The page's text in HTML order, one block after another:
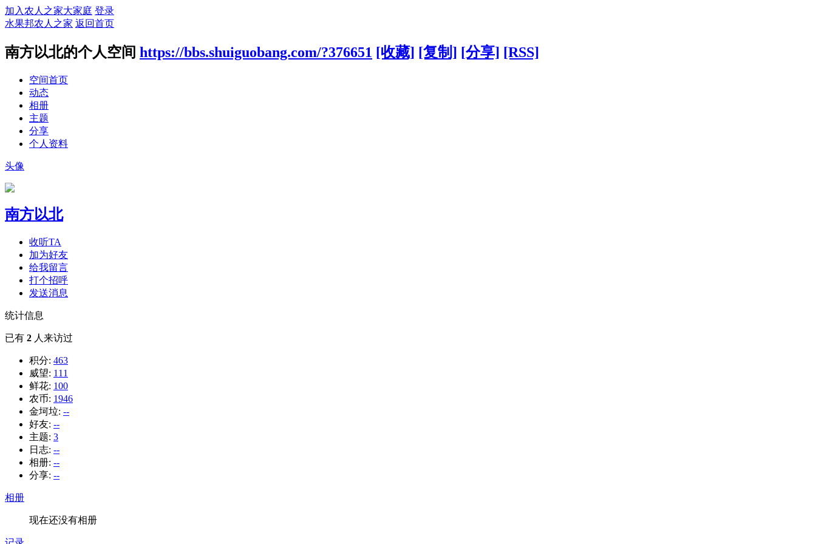
加入农人之家大家庭 登录
水果邦农人之家 返回首页
南方以北的个人空间 https://bbs.shuiguobang.com/?376651 [收藏] [复制] [分享] [RSS]
空间首页
动态
相册
主题
分享
个人资料
头像
南方以北
收听TA
加为好友
给我留言
打个招呼
发送消息
统计信息
已有 2 人来访过
积分: 463
威望: 111
鲜花: 100
农币: 1946
金坷垃: --
好友: --
主题: 3
日志: --
相册: --
分享: --
相册
现在还没有相册